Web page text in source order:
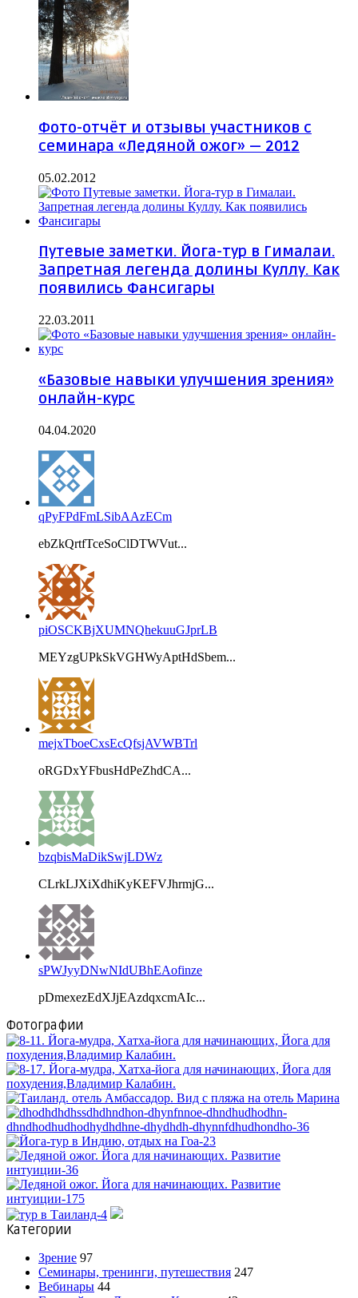
Фото-отчёт и отзывы участников с
семинара «Ледяной ожог» — 2012
05.02.2012
Путевые заметки. Йога-тур в Гималаи.
Запретная легенда долины Куллу. Как
появились Фансигары
22.03.2011
«Базовые навыки улучшения зрения»
онлайн-курс
04.04.2020
qPyFPdFmLSibAAzECm
ebZkQrtfTceSoClDTWVut...
piOSCKBjXUMNQhekuuGJprLB
MEYzgUPkSkVGHWyAptHdSbem...
mejxTboeCxsEcQfsjAVWBTrl
oRGDxYFbusHdPeZhdCA...
bzqbisMaDikSwjLDWz
CLrkLJXiXdhiKyKEFVJhrmjG...
sPWJyyDNwNIdUBhEAofinze
pDmexezEdXJjEAzdqxcmAIc...
Фотографии
Категории
Зрение 97
Семинары, тренинги, путешествия 247
Вебинары 44